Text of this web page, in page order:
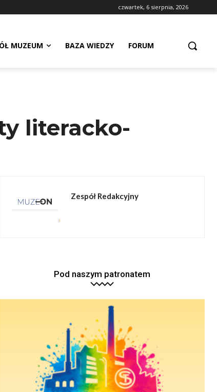
czwartek, 6 sierpnia, 2026
MUZEUM BAZA WIEDZY FORUM
literacko-
Zespół Redakcyjny
Pod naszym patronatem